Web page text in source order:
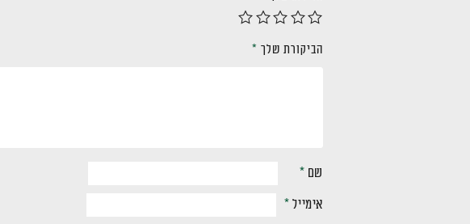
הביקורת שלך *
שם *
אימייל *